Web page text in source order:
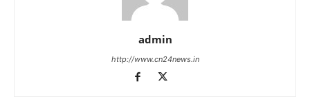
admin
http://www.cn24news.in